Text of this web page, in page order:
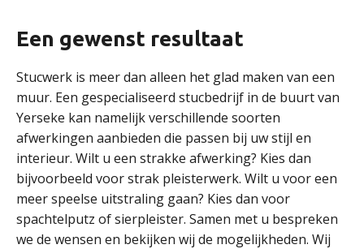
Een gewenst resultaat
Stucwerk is meer dan alleen het glad maken van een
muur. Een gespecialiseerd stucbedrijf in de buurt van
Yerseke kan namelijk verschillende soorten
afwerkingen aanbieden die passen bij uw stijl en
interieur. Wilt u een strakke afwerking? Kies dan
bijvoorbeeld voor strak pleisterwerk. Wilt u voor een
meer speelse uitstraling gaan? Kies dan voor
spachtelputz of sierpleister. Samen met u bespreken
we de wensen en bekijken wij de mogelijkheden. Wij